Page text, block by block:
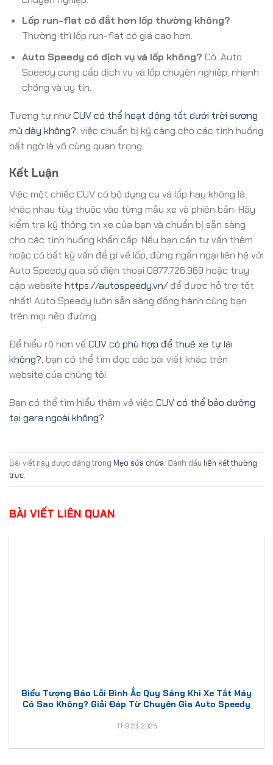
Lốp run-flat có đắt hơn lốp thường không?
Thường thì lốp run-flat có giá cao hơn.
Auto Speedy có dịch vụ vá lốp không? Có. Auto
Speedy cung cấp dịch vụ vá lốp chuyên nghiệp, nhanh
chóng và uy tín.
Tương tự nhưCUV có thể hoạt động tốt dưới trời sương
mù dày không?, việc chuẩn bị kỹ càng cho các tình huống
bất ngờ là vô cùng quan trọng.
Kết Luận
Việc một chiếc CUV có bộ dụng cụ vá lốp hay không là
khác nhau tùy thuộc vào từng mẫu xe và phiên bản. Hãy
kiểm tra kỹ thông tin xe của bạn và chuẩn bị sẵn sàng
cho các tình huống khẩn cấp. Nếu bạn cần tư vấn thêm
hoặc có bất kỳ vấn đề gì về lốp, đừng ngần ngại liên hệ với
Auto Speedy qua số điện thoại 0877.726.969 hoặc truy
cập website https://autospeedy.vn/để được hỗ trợ tốt
nhất! Auto Speedy luôn sẵn sàng đồng hành cùng bạn
trên mọi nẻo đường.
Để hiểu rõ hơn về CUV có phù hợp để thuê xe tự lái
không?, bạn có thể tìm đọc các bài viết khác trên
website của chúng tôi.
Bạn có thể tìm hiểu thêm về việc CUV có thể bảo dưỡng
tại gara ngoài không?.
Bài viết này được đăng trong Mẹo sửa chữa. Đánh dấu liên kết thường
trực.
BÀI VIẾT LIÊN QUAN
Biểu Tượng Báo Lỗi Bình Ắc Quy Sáng Khi Xe Tắt Máy
Có Sao Không? Giải Đáp Từ Chuyên Gia Auto Speedy
Th9 23, 2025